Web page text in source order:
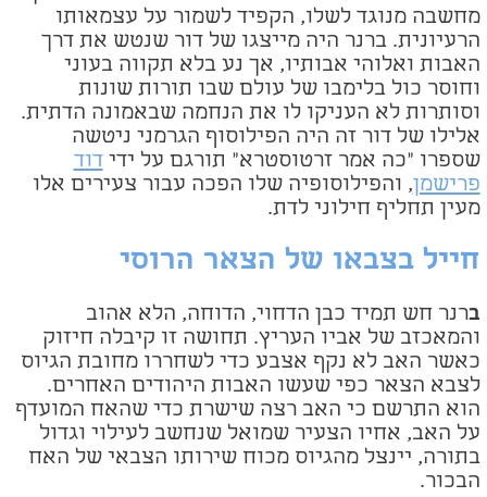
מחשבה מנוגד לשלו, הקפיד לשמור על עצמאותו
הרעיונית. ברנר היה מייצגו של דור שנטש את דרך
האבות ואלוהי אבותיו, אך נע בלא תקווה בעוני
וחוסר כול בלימבו של עולם שבו תורות שונות
וסותרות לא העניקו לו את הנחמה שבאמונה הדתית.
אלילו של דור זה היה הפילוסוף הגרמני ניטשה
שספרו "כה אמר זרטוסטרא" תורגם על ידידוד
פרישמן, והפילוסופיה שלו הפכה עבור צעירים אלו
מעין תחליף חילוני לדת.
חייל בצבאו של הצאר הרוסי
ברנר חש תמיד כבן הדחוי, הדוחה, הלא אהוב
והמאכזב של אביו העריץ. תחושה זו קיבלה חיזוק
כאשר האב לא נקף אצבע כדי לשחררו מחובת הגיוס
לצבא הצאר כפי שעשו האבות היהודים האחרים.
הוא התרשם כי האב רצה שישרת כדי שהאח המועדף
על האב, אחיו הצעיר שמואל שנחשב לעילוי וגדול
בתורה, יינצל מהגיוס מכוח שירותו הצבאי של האח
הבכור.